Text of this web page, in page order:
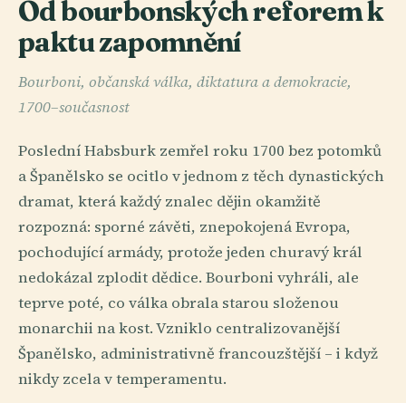
Od bourbonských reforem k
paktu zapomnění
Bourboni, občanská válka, diktatura a demokracie,
1700–současnost
Poslední Habsburk zemřel roku 1700 bez potomků
a Španělsko se ocitlo v jednom z těch dynastických
dramat, která každý znalec dějin okamžitě
rozpozná: sporné závěti, znepokojená Evropa,
pochodující armády, protože jeden churavý král
nedokázal zplodit dědice. Bourboni vyhráli, ale
teprve poté, co válka obrala starou složenou
monarchii na kost. Vzniklo centralizovanější
Španělsko, administrativně francouzštější – i když
nikdy zcela v temperamentu.